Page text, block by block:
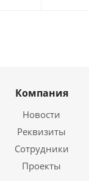
Компания
Новости
Реквизиты
Сотрудники
Проекты